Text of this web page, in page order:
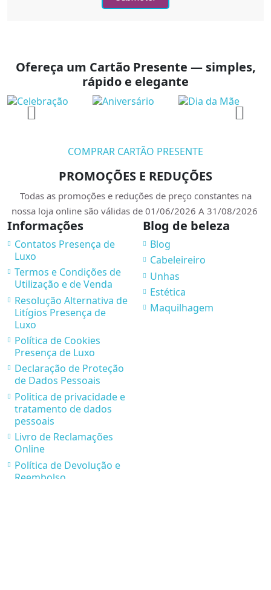
Ofereça um Cartão Presente — simples,
rápido e elegante
COMPRAR CARTÃO PRESENTE
PROMOÇÕES E REDUÇÕES
Todas as promoções e reduções de preço constantes na
nossa loja online são válidas de 01/06/2026 A 31/08/2026
Informações
Contatos Presença de
Luxo
Termos e Condições de
Utilização e de Venda
Resolução Alternativa de
Litígios Presença de
Luxo
Política de Cookies
Presença de Luxo
Declaração de Proteção
de Dados Pessoais
Politica de privacidade e
tratamento de dados
pessoais
Livro de Reclamações
Online
Política de Devolução e
Reembolso
Blog de beleza
Blog
Cabeleireiro
Unhas
Estética
Maquilhagem